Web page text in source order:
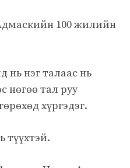
100 жилийн
нь нэг талаас нь
нөгөө тал руу
хүргэдэг.
түүхтэй.